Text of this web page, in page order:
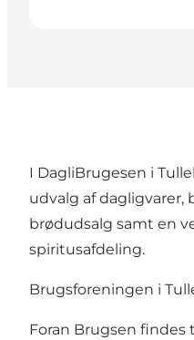
I DagliBrugesen i
udvalg af dagligvarer,
brødudsalg samt en
spiritusafdeling.
Brugsforeningen i
Foran Brugsen findes